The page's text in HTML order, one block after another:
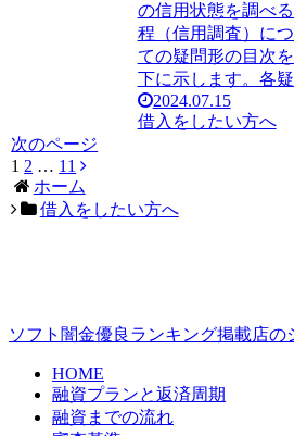
の信用状態を調べ
程（信用調査）に
ての疑問形の目次
下に示します。各
2024.07.15
借入をしたい方へ
次のページ
1 2 … 11 次
へ
ホーム
借入をしたい方へ
ソフト闇金優良ランキング掲載店の
HOME
融資プランと返済周期
融資までの流れ